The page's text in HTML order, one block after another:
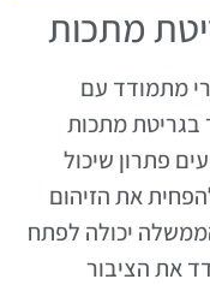
מתכות
מתמודד עם
בגריטת מתכות
פתרון שיכול
את הזיהום
יכולה לפתח
את הציבור